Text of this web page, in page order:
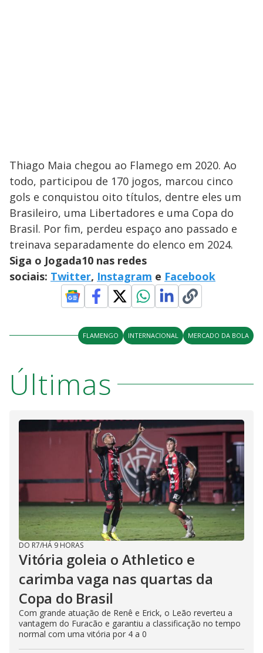
Thiago Maia chegou ao Flamego em 2020. Ao
todo, participou de 170 jogos, marcou cinco
gols e conquistou oito títulos, dentre eles um
Brasileiro, uma Libertadores e uma Copa do
Brasil. Por fim, perdeu espaço ano passado e
treinava separadamente do elenco em 2024.
Siga o Jogada10 nas redes
sociais: Twitter, Instagram e Facebook
FLAMENGO INTERNACIONAL MERCADO DA BOLA
Últimas
DO R7/HÁ 9 HORAS
Vitória goleia o Athletico e
carimba vaga nas quartas da
Copa do Brasil
Com grande atuação de Renê e Erick, o Leão reverteu a
vantagem do Furacão e garantiu a classificação no tempo
normal com uma vitória por 4 a 0